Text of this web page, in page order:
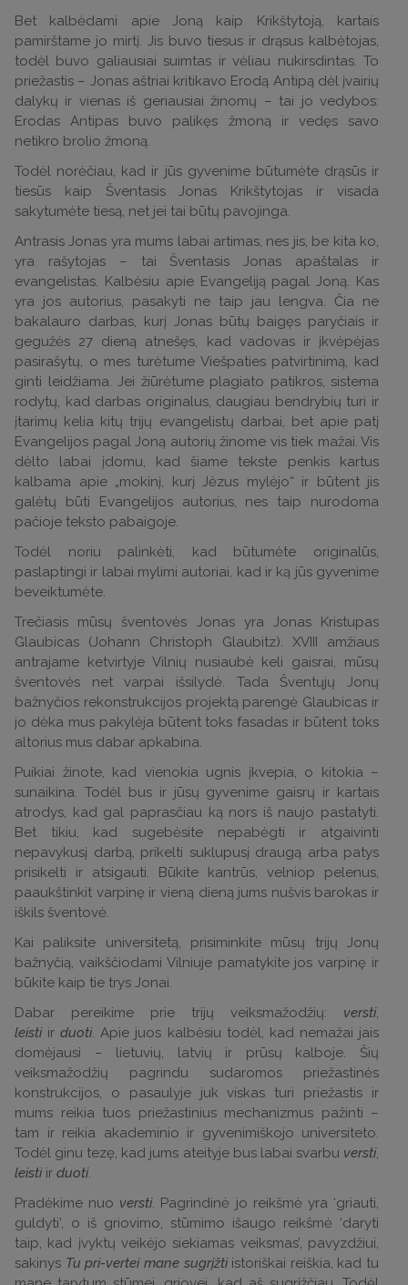
Bet kalbėdami apie Joną kaip Krikštytoją, kartais
pamirštame jo mirtį. Jis buvo tiesus ir drąsus kalbėtojas,
todėl buvo galiausiai suimtas ir vėliau nukirsdintas. To
priežastis – Jonas aštriai kritikavo Erodą Antipą dėl įvairių
dalykų ir vienas iš geriausiai žinomų – tai jo vedybos:
Erodas Antipas buvo palikęs žmoną ir vedęs savo
netikro brolio žmoną.
Todėl norėčiau, kad ir jūs gyvenime būtumėte drąsūs ir
tiesūs kaip Šventasis Jonas Krikštytojas ir visada
sakytumėte tiesą, net jei tai būtų pavojinga.
Antrasis Jonas yra mums labai artimas, nes jis, be kita ko,
yra rašytojas – tai Šventasis Jonas apaštalas ir
evangelistas. Kalbėsiu apie Evangeliją pagal Joną. Kas
yra jos autorius, pasakyti ne taip jau lengva. Čia ne
bakalauro darbas, kurį Jonas būtų baigęs paryčiais ir
gegužės 27 dieną atnešęs, kad vadovas ir įkvėpėjas
pasirašytų, o mes turėtume Viešpaties patvirtinimą, kad
ginti leidžiama. Jei žiūrėtume plagiato patikros, sistema
rodytų, kad darbas originalus, daugiau bendrybių turi ir
įtarimų kelia kitų trijų evangelistų darbai, bet apie patį
Evangelijos pagal Joną autorių žinome vis tiek mažai. Vis
dėlto labai įdomu, kad šiame tekste penkis kartus
kalbama apie „mokinį, kurį Jėzus mylėjo“ ir būtent jis
galėtų būti Evangelijos autorius, nes taip nurodoma
pačioje teksto pabaigoje.
Todėl noriu palinkėti, kad būtumėte originalūs,
paslaptingi ir labai mylimi autoriai, kad ir ką jūs gyvenime
beveiktumėte.
Trečiasis mūsų šventovės Jonas yra Jonas Kristupas
Glaubicas (Johann Christoph Glaubitz). XVIII amžiaus
antrajame ketvirtyje Vilnių nusiaubė keli gaisrai, mūsų
šventovės net varpai išsilydė. Tada Šventųjų Jonų
bažnyčios rekonstrukcijos projektą parengė Glaubicas ir
jo dėka mus pakylėja būtent toks fasadas ir būtent toks
altorius mus dabar apkabina.
Puikiai žinote, kad vienokia ugnis įkvepia, o kitokia –
sunaikina. Todėl bus ir jūsų gyvenime gaisrų ir kartais
atrodys, kad gal paprasčiau ką nors iš naujo pastatyti.
Bet tikiu, kad sugebėsite nepabėgti ir atgaivinti
nepavykusį darbą, prikelti suklupusį draugą arba patys
prisikelti ir atsigauti. Būkite kantrūs, velniop pelenus,
paaukštinkit varpinę ir vieną dieną jums nušvis barokas ir
iškils šventovė.
Kai paliksite universitetą, prisiminkite mūsų trijų Jonų
bažnyčią, vaikščiodami Vilniuje pamatykite jos varpinę ir
būkite kaip tie trys Jonai.
Dabar pereikime prie trijų veiksmažodžių: versti,
leistiirduoti. Apie juos kalbėsiu todėl, kad nemažai jais
domėjausi – lietuvių, latvių ir prūsų kalboje. Šių
veiksmažodžių pagrindu sudaromos priežastinės
konstrukcijos, o pasaulyje juk viskas turi priežastis ir
mums reikia tuos priežastinius mechanizmus pažinti –
tam ir reikia akademinio ir gyvenimiškojo universiteto.
Todėl ginu tezę, kad jums ateityje bus labai svarbu versti,
leistiir duoti.
Pradėkime nuo versti. Pagrindinė jo reikšmė yra ‘griauti,
guldyti’, o iš griovimo, stūmimo išaugo reikšmė ‘daryti
taip, kad įvyktų veikėjo siekiamas veiksmas’, pavyzdžiui,
sakinys Tu pri-vertei mane sugrįžtiistoriškai reiškia, kad tu